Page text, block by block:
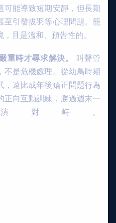
可能導致短期安靜，但長期
至引發拔羽等心理問題。籠
且是溫和、預告性的。
重時才尋求解決。
叫聲管
不是危機處理。從幼鳥時期
，遠比成年後矯正問題行為
正向互動訓練，勝過週末一
對峙。